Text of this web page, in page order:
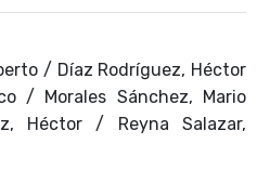
/ Díaz Rodríguez, Héctor
/ Morales Sánchez, Mario
Héctor / Reyna Salazar,